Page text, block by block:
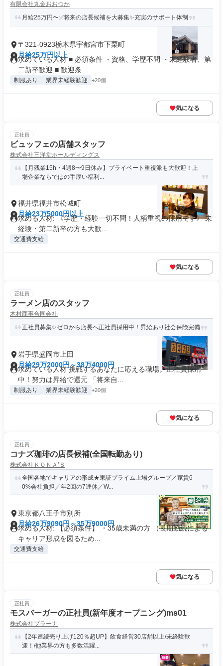
有限会社丸金おおつか
月給25万円〜✅将来の店長候補を大募集✨充実のサポート体制
〒321-0923栃木県宇都宮市下栗町
月給25万円以上
求めている人材 ■ 必須条件 ・資格、学歴不問 ・未経験者、第
二新卒歓迎 ■ 歓迎条...
制服あり 業界未経験歓迎 +20個
気になる
正社員
ビュッフェの店舗スタッフ
株式会社三洋堂ホールディングス
【月残業15h・4週8〜9日休み】プライベート重視派も大歓迎！上
場企業ならではの手厚い福利...
福井県福井市松城町
月給23万5000円以上
求める人材: 《学歴・経験一切不問！人柄重視の採用です》 未
経験・第二新卒の方も大歓...
交通費支給
気になる
正社員
ラーメン店のスタッフ
木村商事合同会社
正社員募集✨ゼロから店長へ正社員採用中！昇給あり社会保険完備
岩手県盛岡市上田
月給29万2000円～38万4000円
求めている人材 挑戦するあなたに応える職場。正社員採用
中！努力は昇給で還元 「将来自...
制服あり 業界未経験歓迎 +20個
気になる
正社員
コナズ珈琲の店長候補(全国転勤あり)
株式会社ＫＯＮＡ’Ｓ
全国各地でキャリアの形成★東証プライム上場グループ／家賃6
0%会社負担／年2回の7連休／W...
東京都八王子市別所
月給26万9090円～35万9000円
求める人材: 【必須条件】 ・35歳未満の方 （長期勤続による
キャリア形成を図るため...
交通費支給
気になる
正社員
モスバーガーの正社員(新年度オープニング)ms01
株式会社プラーナ
【2年連続売り上げ120％超UP】飲食経営30店舗以上/未経験歓
迎！/他業界の方も多数活躍...